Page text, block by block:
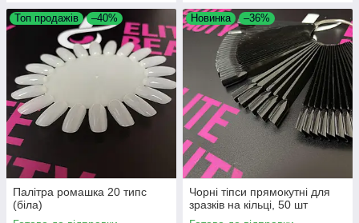
Топ продажів –40%
Палітра ромашка 20 типс
(біла)
Новинка –36%
Чорні тіпси прямокутні для
зразків на кільці, 50 шт